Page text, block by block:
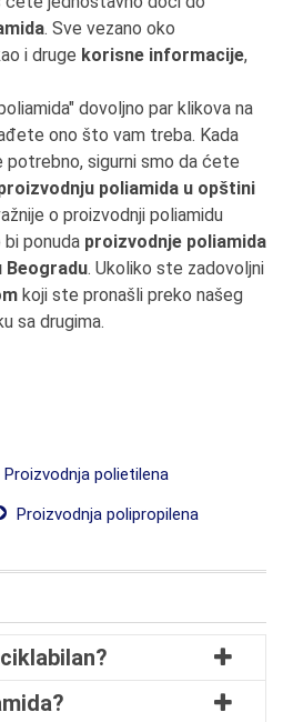
. Sve vezano oko
i druge korisne informacije,
dovoljno par klikova na
ono što vam treba. Kada
sigurni smo da ćete
poliamida u opštini
o proizvodnji poliamidu
ponuda proizvodnje poliamida
Beogradu. Ukoliko ste zadovoljni
koji ste pronašli preko našeg
sa drugima.
Proizvodnja polietilena
Proizvodnja polipropilena